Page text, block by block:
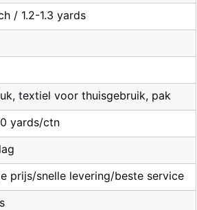
/ 1.2-1.3 yards
textiel voor thuisgebruik, pak
yards/ctn
prijs/snelle levering/beste service